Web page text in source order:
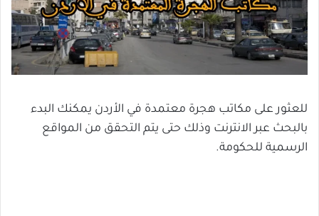
للعثور على مكاتب هجرة معتمدة في الأردن يمكنك البدء
بالبحث عبر الانترنت وذلك حتى يتم التحقق من المواقع
الرسمية للحكومة.